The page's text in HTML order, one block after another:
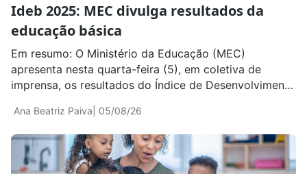
Ideb 2025: MEC divulga resultados da
educação básica
Ana Beatriz Paiva | 05/08/26
Em resumo: O Ministério da Educação (MEC)
apresenta nesta quarta-feira (5), em coletiva de
imprensa, os resultados do Índice de Desenvolvimento
informações sobre o desempenho dos anos iniciais e
finais do Ensino Fundamental e do Ensino Médio. As
notas nacionais, estaduais e por rede de ensino serão
[…]